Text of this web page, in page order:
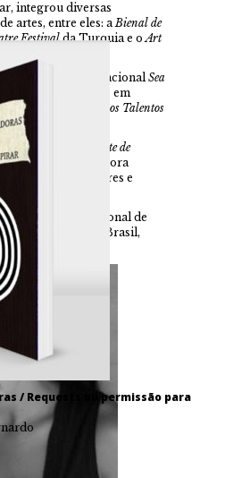
integrou diversas
artes, entre eles: aBienal de
Festivalda Turquia e oArt
literário internacionalSea
/ IEMED, em
Prémio FNAC Novos Talentos
O Estranho Apetite de
– com a qual colabora
a Educadores e
Prémio internacional de
BARCO A VAPOR,
Brasil,
Nuvens
/ Requests ou permissão para